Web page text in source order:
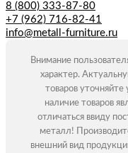
8 (800) 333-87-80
+7 (962) 716-82-41
info@metall-furniture.ru
Внимание
характер.
товаров
наличие товаров
отличаться ввиду
металл!
внешний вид